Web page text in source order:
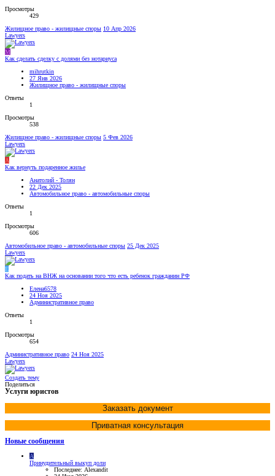
Просмотры
429
Жилищное право - жилищные споры 10 Апр 2026
Lawyers
M
Как сделать сделку с долями без нотариуса
mihrutkin
27 Янв 2026
Жилищное право - жилищные споры
Ответы
1
Просмотры
538
Жилищное право - жилищные споры 5 Фев 2026
Lawyers
А
Как вернуть подаренное жилье
Анатолий - Толян
22 Дек 2025
Автомобильное право - автомобильные споры
Ответы
1
Просмотры
606
Автомобильное право - автомобильные споры 25 Дек 2025
Lawyers
Е
Как подать на ВНЖ на основании того что есть ребенок гражданин РФ
Елена6578
24 Ноя 2025
Административное право
Ответы
1
Просмотры
654
Административное право 24 Ноя 2025
Lawyers
Создать тему
Поделиться
Услуги юристов
Заказать документ
Приватная консультация
Новые сообщения
A
Принудительный выкуп доли
Последнее: Alexandit